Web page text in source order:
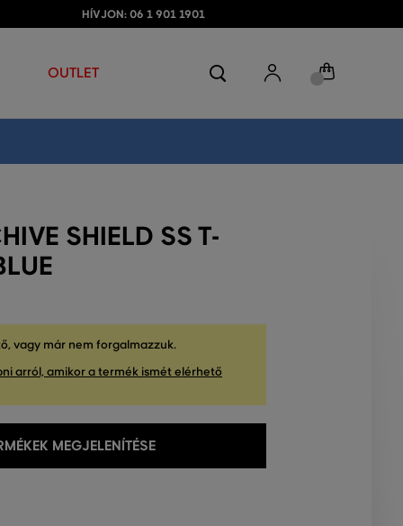
HÍVJON: 06 1 901 1901
OUTLET
SHIELD SS T-
vagy már nem forgalmazzuk.
arról, amikor a termék ismét elérhető
MEGJELENÍTÉSE